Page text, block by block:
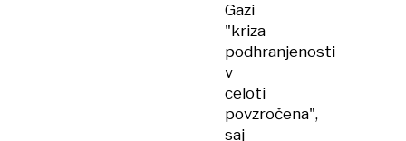
Gazi
"kriza
podhranjenosti
v
celoti
povzročena",
saj